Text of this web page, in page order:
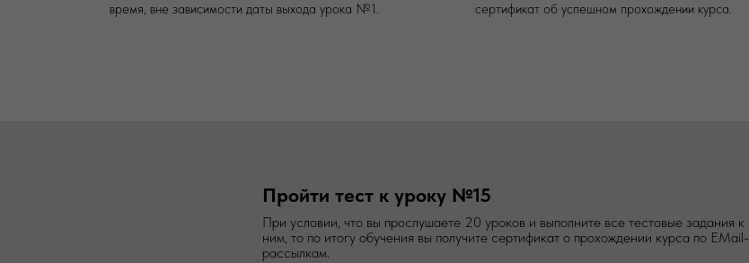
время, вне зависимости даты выхода урока №1.
сертификат об успешном прохождении курса.
Пройти тест к уроку №15
При условии, что вы прослушаете 20 уроков и выполните все тестовые задания к
ним, то по итогу обучения вы получите сертификат о прохождении курса по EMail-
рассылкам.